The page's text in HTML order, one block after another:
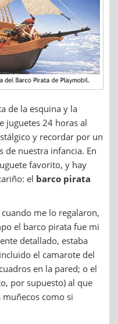
de la esquina y la
juguetes 24 horas al
y recordar por un
de nuestra infancia. En
favorito, y hay
el barco pirata
me lo regalaron,
el barco pirata fue mi
detallado, estaba
el camarote del
en la pared; o el
por supuesto) al que
como si